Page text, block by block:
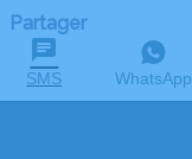
Partager
SMS WhatsApp